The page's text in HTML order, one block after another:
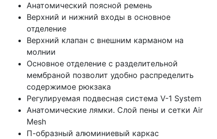
Анатомический поясной ремень
Верхний и нижний входы в основное
отделение
Верхний клапан с внешним карманом на
молнии
Основное отделение с разделительной
мембраной позволит удобно распределить
содержимое рюкзака
Регулируемая подвесная система V-1 System
Анатомические лямки. Слой пены и сетки Air
Mesh
П-образный алюминиевый каркас